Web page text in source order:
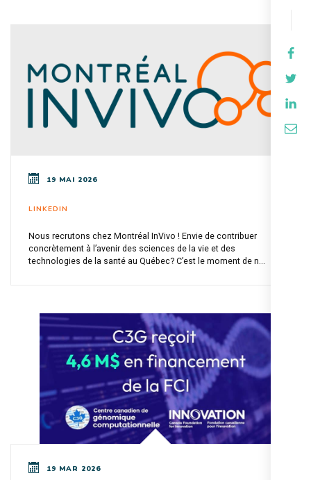
19 MAI 2026
LINKEDIN
Nous recrutons chez Montréal InVivo ! Envie de contribuer
concrètement à l’avenir des sciences de la vie et des
technologies de la santé au Québec? C’est le moment de n...
19 MAR 2026